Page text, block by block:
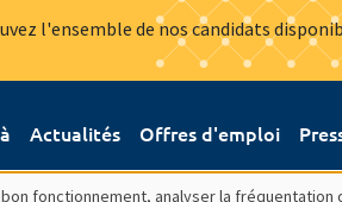
l'ensemble de nos candidats
Actualités Offres d'emploi
fonctionnement, analyser la